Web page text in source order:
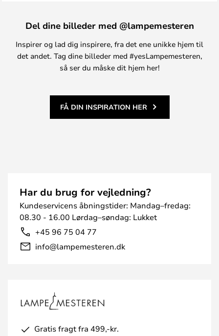
Del dine billeder med @lampemesteren
Inspirer og lad dig inspirere, fra det ene unikke hjem til
det andet. Tag dine billeder med #yesLampemesteren,
så ser du måske dit hjem her!
FÅ DIN INSPIRATION HER
Har du brug for vejledning?
Kundeservicens åbningstider: Mandag–fredag:
08.30 - 16.00 Lørdag–søndag: Lukket
+45 96 75 04 77
info@lampemesteren.dk
Gratis fragt fra 499,-kr.